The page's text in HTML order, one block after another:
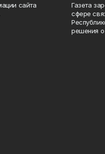
сайта
Газета
сфере
решения о